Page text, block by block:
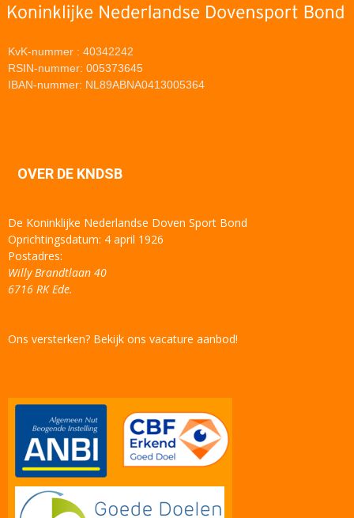
KvK-nummer : 40342242
RSIN-nummer: 005373645
IBAN-nummer: NL89ABNA0413005364
OVER DE KNDSB
De Koninklijke Nederlandse Doven Sport Bond
Oprichtingsdatum: 4 april 1926
Postadres:
Willy Brandtlaan 40
6716 RK Ede.
Ons versterken? Bekijk ons vacature aanbod!